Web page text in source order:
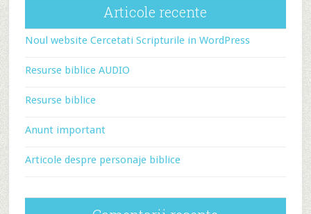
Articole recente
Noul website Cercetati Scripturile in WordPress
Resurse biblice AUDIO
Resurse biblice
Anunt important
Articole despre personaje biblice